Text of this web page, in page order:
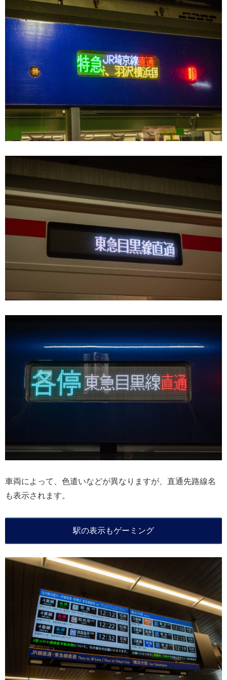
車両によって、色遣いなどが異なりますが、直通先路線名
も表示されます。
駅の表示もゲーミング